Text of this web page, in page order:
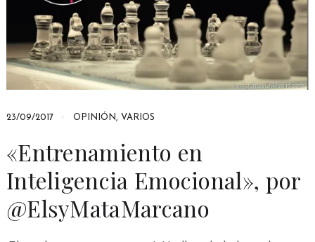
23/09/2017 OPINIÓN, VARIOS
«Entrenamiento en
Inteligencia Emocional», por
@ElsyMataMarcano